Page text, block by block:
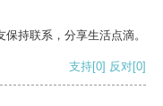
持联系，分享生活点滴。
支持[0] 反对[0]